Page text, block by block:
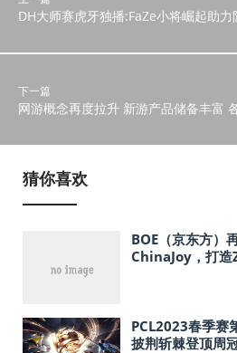
DH大师赛虎牙独播:FaZe小将崛起助
下一篇
网游概念再度拉升 新游产品储备丰富
猜你喜欢
BOE（京东方）
ChinaJoy，打造
PCL2023春季赛
披荆斩棘登顶周